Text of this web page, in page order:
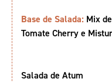
Base de Salada: Mix
Tomate Cherry e
Salada de Atum